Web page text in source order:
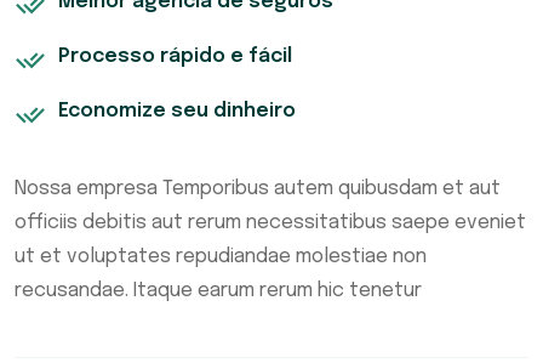
Processo rápido e fácil
Economize seu dinheiro
Nossa empresa Temporibus autem quibusdam et aut
officiis debitis aut rerum necessitatibus saepe eveniet
ut et voluptates repudiandae molestiae non
recusandae. Itaque earum rerum hic tenetur